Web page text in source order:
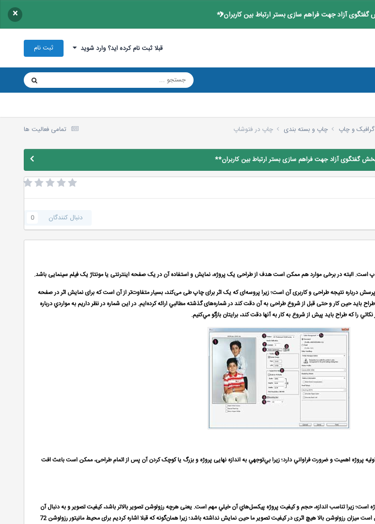
آزاد جهت فراهم سازی بستر ارتباط بین کاربران** ×
قبلا ثبت نام کرده اید؟ وارد شوید ثبت نام
تمامی فعالیت ها و چاپ چاپ و بسته بندی چاپ در فتوشاپ
گفتگوی آزاد جهت فراهم سازی بستر ارتباط بین کاربران**
دنبال کنندگان 0
البته در برخی موارد هم ممکن است هدف از طراحی یک پروژه، نمایش و استفاده آن در یک صفحه اینترنتی یا مونتاژ یک فیلم سینمایی باشد.
درباره نتیجه طراحی و کاربری آن است؛ زیرا پروسه‌ای که یک اثر برای چاپ طی می‌کند، بسیار متفاوت‌تر از آن است که برای نمایش اثر در صفحه
بايد حین كار و حتی قبل از شروع طراحی به آن دقت كند در شماره‌های گذشته مطالبي ارائه كرده‌ايم. در این شماره در نظر داریم به مواردي درباره
را كه طراح بايد پيش از شروع به كار به آنها دقت كند، برايتان بازگو مي‌كنيم.
پروژه اهميت و ضرورت فراواني دارد؛ زيرا بي‌توجهي به اندازه نهایی پروژه و بزرگ یا کوچک کردن آن پس از اتمام طراحی، ممکن است باعث افت
زيرا تناسب اندازه، حجم و كيفيت پروژه پيكسل‌هاي آن خيلي مهم است. یعنی هرچه رزولوشن تصویر بالاتر باشد، کیفیت تصویر و به دنبال آن
حجم پروژه بالاتر خواهد بود. با توجه به نوع خروجی مورد نظر ممکن است ميزان رزولوشن بالا هیچ اثری در کیفیت تصویر ما حین نمایش نداشته باشد؛ زیرا همان‌گونه که قبلا اشاره كردیم برای محیط مانیتور رزولوشن 72